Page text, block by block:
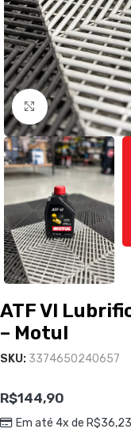
Clique para
ATF VI
– Motul
SKU: 3374650240657
R$144,90
Em até 4x de R$36,23